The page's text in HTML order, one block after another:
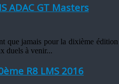
ADAC GT Masters
que jamais pour la dixième
duels à venir...
R8 LMS 2016